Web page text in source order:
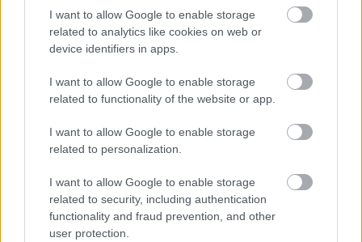
I want to allow Google to enable storage
related to analytics like cookies on web or
device identifiers in apps.
I want to allow Google to enable storage
related to functionality of the website or app.
I want to allow Google to enable storage
related to personalization.
I want to allow Google to enable storage
related to security, including authentication
functionality and fraud prevention, and other
user protection.
Έξυπνη συσκευασία υδρογέλης